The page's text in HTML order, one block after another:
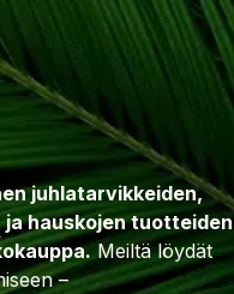
juhlatarvikkeiden,
hauskojen tuotteiden
Meiltä löydät
–